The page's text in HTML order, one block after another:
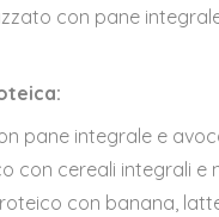
con pane
pane integrale e
con cereali integrali e
con banana,